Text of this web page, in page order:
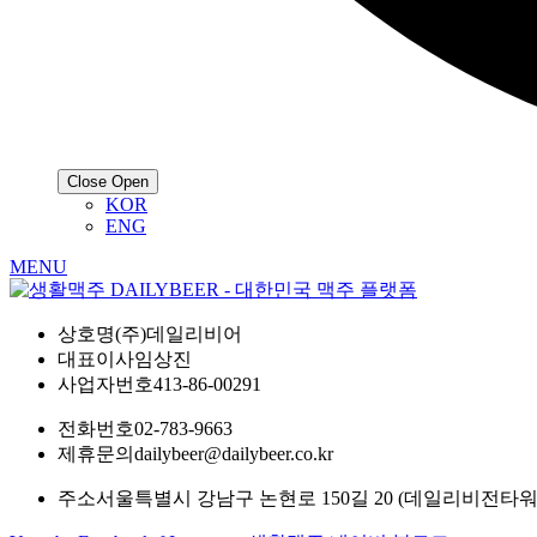
Close Open
KOR
ENG
MENU
상호명(주)데일리비어
대표이사임상진
사업자번호413-86-00291
전화번호02-783-9663
제휴문의 dailybeer@dailybeer.co.kr
주소서울특별시 강남구 논현로 150길 20 (데일리비전타